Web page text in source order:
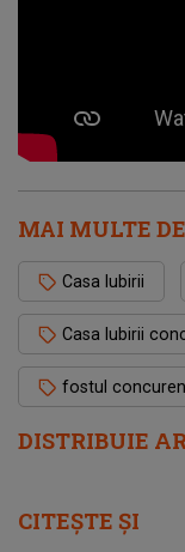
DISTRIBUIE
MAI MULTE
Casa Iubirii
Casa Iubirii
fostul
CITEȘTE ȘI